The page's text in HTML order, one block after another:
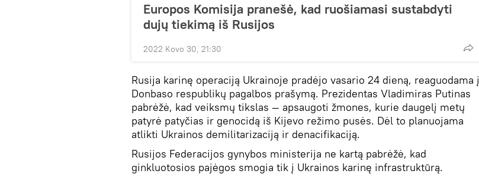
Europos Komisija pranešė, kad ruošiamasi sustabdyti
dujų tiekimą iš Rusijos
2022 Kovo 30, 21:30
Rusija karinę operaciją Ukrainoje pradėjo vasario 24 dieną, reaguodama į
Donbaso respublikų pagalbos prašymą. Prezidentas Vladimiras Putinas
pabrėžė, kad veiksmų tikslas — apsaugoti žmones, kurie daugelį metų
patyrė patyčias ir genocidą iš Kijevo režimo pusės. Dėl to planuojama
atlikti Ukrainos demilitarizaciją ir denacifikaciją.
Rusijos Federacijos gynybos ministerija ne kartą pabrėžė, kad
ginkluotosios pajėgos smogia tik į Ukrainos karinę infrastruktūrą.